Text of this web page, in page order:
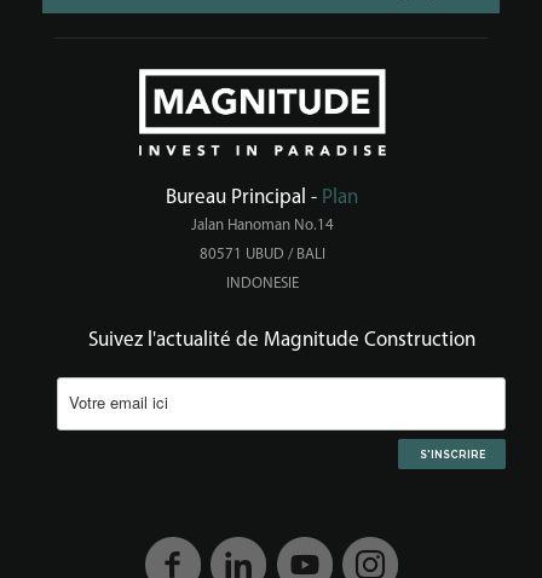
Bureau Principal - Plan
Jalan Hanoman No.14
80571 UBUD / BALI
INDONESIE
Suivez l'actualité de Magnitude Construction